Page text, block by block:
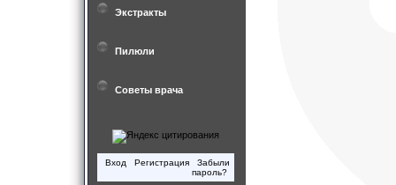
Экстракты
Пилюли
Советы врача
Вход Регистрация
Забыли
пароль?